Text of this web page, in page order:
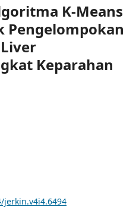
K-Means
Pengelompokan
Keparahan